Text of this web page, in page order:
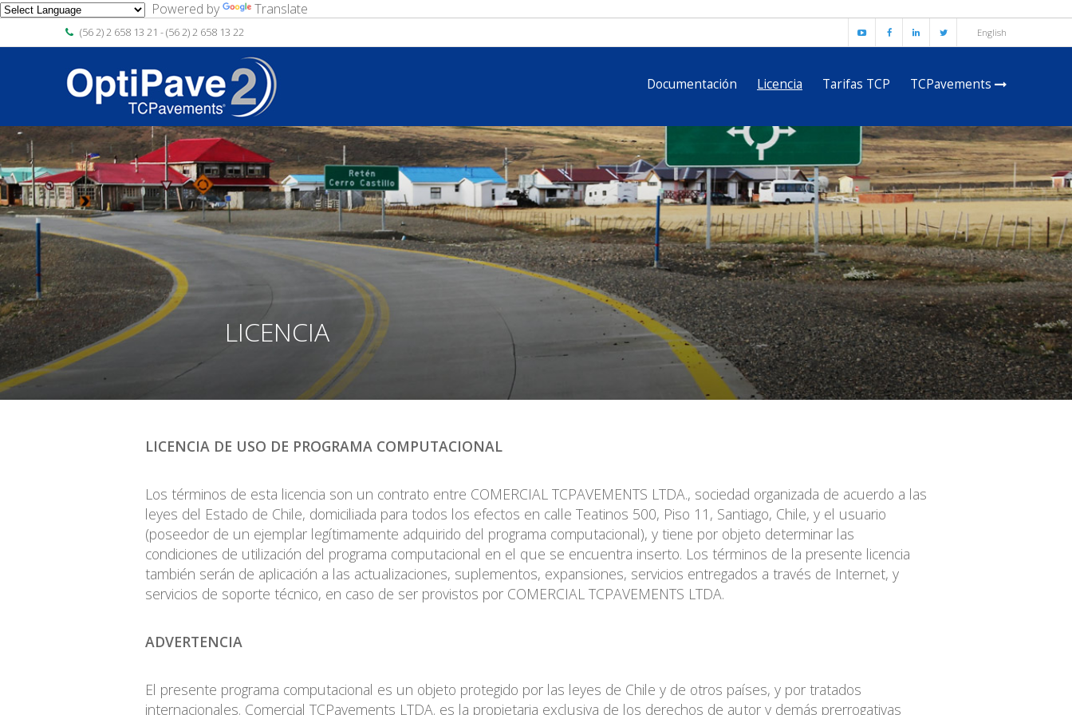
Powered by Translate
(56 2) 2 658 13 21 - (56 2) 2 658 13 22 English
Documentación Licencia Tarifas TCP TCPavements
Licencia
Tarifas TCP
Volver a TCPavements
English
LICENCIA
LICENCIA DE USO DE PROGRAMA COMPUTACIONAL
Los términos de esta licencia son un contrato entre COMERCIAL TCPAVEMENTS LTDA., sociedad organizada de acuerdo a las
leyes del Estado de Chile, domiciliada para todos los efectos en calle Teatinos 500, Piso 11, Santiago, Chile, y el usuario
(poseedor de un ejemplar legítimamente adquirido del programa computacional), y tiene por objeto determinar las
condiciones de utilización del programa computacional en el que se encuentra inserto. Los términos de la presente licencia
también serán de aplicación a las actualizaciones, suplementos, expansiones, servicios entregados a través de Internet, y
servicios de soporte técnico, en caso de ser provistos por COMERCIAL TCPAVEMENTS LTDA.
ADVERTENCIA
El presente programa computacional es un objeto protegido por las leyes de Chile y de otros países, y por tratados
internacionales. Comercial TCPavements LTDA. es la propietaria exclusiva de los derechos de autor y demás prerrogativas